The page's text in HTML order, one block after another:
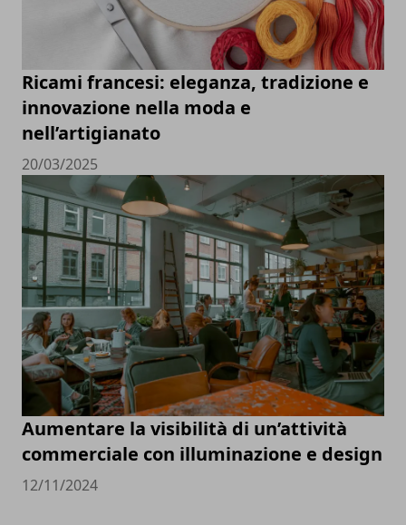
Ricami francesi: eleganza, tradizione e
innovazione nella moda e
nell’artigianato
20/03/2025
Aumentare la visibilità di un’attività
commerciale con illuminazione e design
12/11/2024